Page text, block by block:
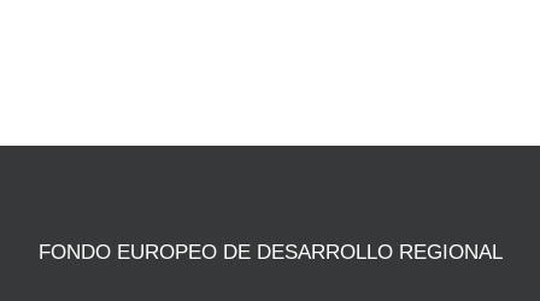
FONDO EUROPEO DE DESARROLLO REGIONAL